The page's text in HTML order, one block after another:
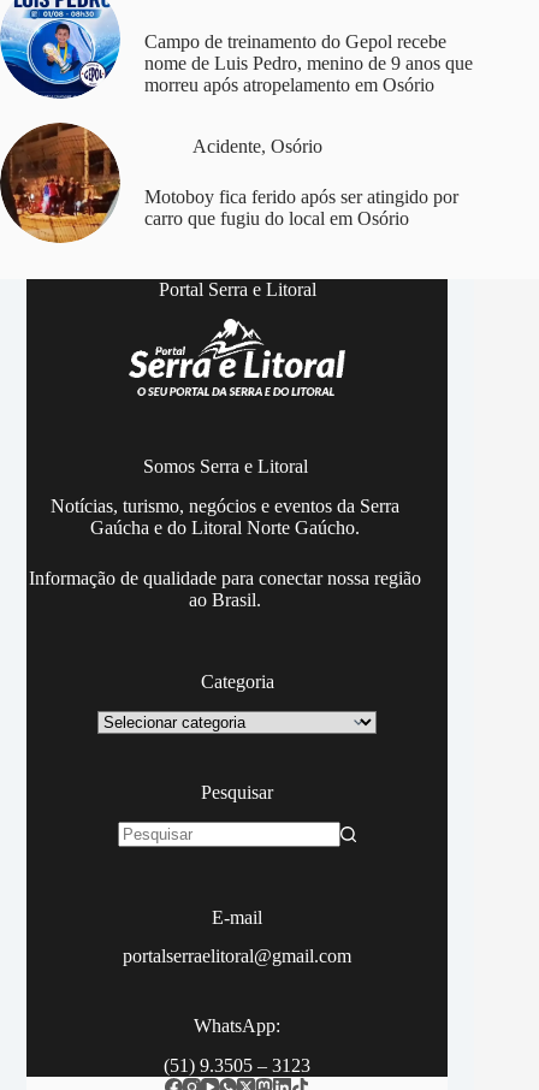
Campo de treinamento do Gepol recebe
nome de Luis Pedro, menino de 9 anos que
morreu após atropelamento em Osório
Acidente, Osório
Motoboy fica ferido após ser atingido por
carro que fugiu do local em Osório
Portal Serra e Litoral
Somos Serra e Litoral
Notícias, turismo, negócios e eventos da Serra
Gaúcha e do Litoral Norte Gaúcho.
Informação de qualidade para conectar nossa região
ao Brasil.
Categoria
Categoria
Pesquisar
E-mail
portalserraelitoral@gmail.com
WhatsApp:
(51) 9.3505 – 3123